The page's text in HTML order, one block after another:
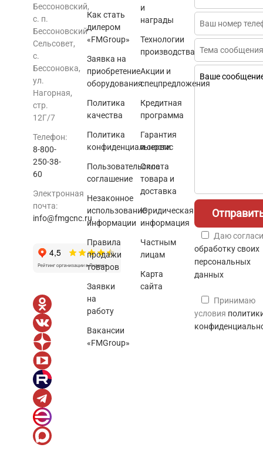
Бессоновский,
с. п.
Бессоновский
Сельсовет,
с.
Бессоновка,
ул.
Нагорная,
стр.
12Г/7
Телефон:
8-800-
250-38-
60
Электронная
почта:
info@fmgcnc.ru
Как стать
дилером
«FMGroup»
Заявка на
приобретение
оборудования
Политика
качества
Политика
конфиденциальности
Пользовательское
соглашение
Незаконное
использование
информации
Правила
продажи
товаров
Заявки
на
работу
Вакансии
«FMGroup»
и
награды
Технологии
производства
Акции и
спецпредложения
Кредитная
программа
Гарантия
и сервис
Оплата
товара и
доставка
Юридическая
информация
Частным
лицам
Карта
сайта
Даю
обработку своих
персональных
данных
Принимаю
условия